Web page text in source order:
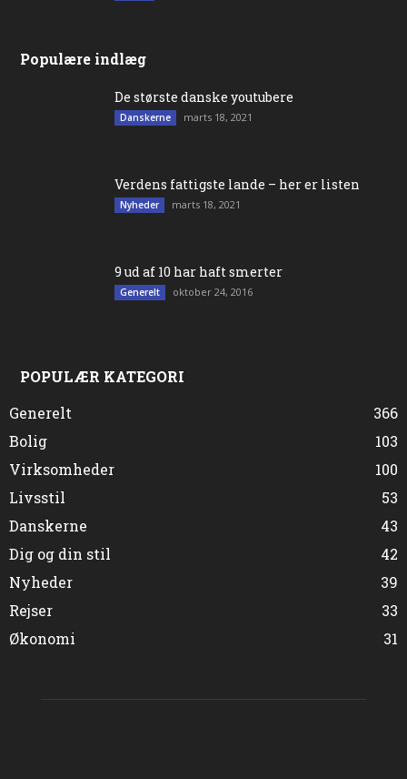
Populære indlæg
De største danske youtubere
Danskerne marts 18, 2021
Verdens fattigste lande – her er listen
Nyheder marts 18, 2021
9 ud af 10 har haft smerter
Generelt oktober 24, 2016
POPULÆR KATEGORI
Generelt
366
Bolig
103
Virksomheder
100
Livsstil
53
Danskerne
43
Dig og din stil
42
Nyheder
39
Rejser
33
Økonomi
31